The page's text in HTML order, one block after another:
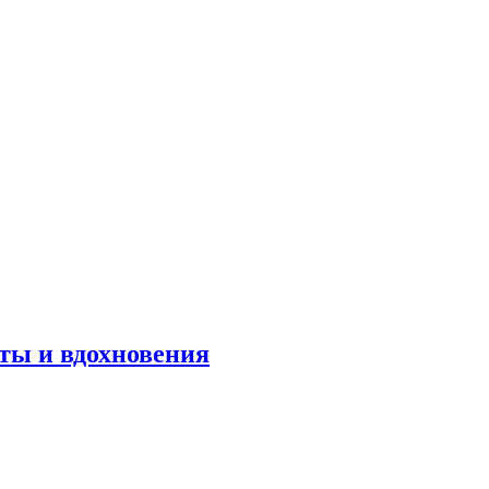
и вдохновения